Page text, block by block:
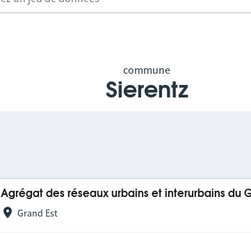
commune
Sierentz
Agrégat des réseaux urbains et interurbains du
Grand Est